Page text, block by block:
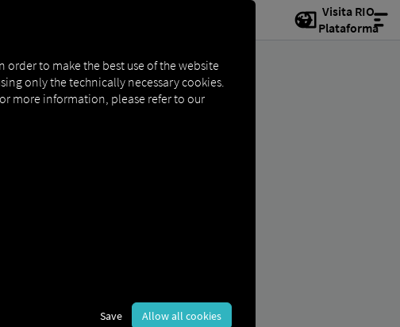
Visita RIO
Plataforma
order to make the best use of the website
only the technically necessary cookies.
more information, please refer to our
Save Allow all cookies